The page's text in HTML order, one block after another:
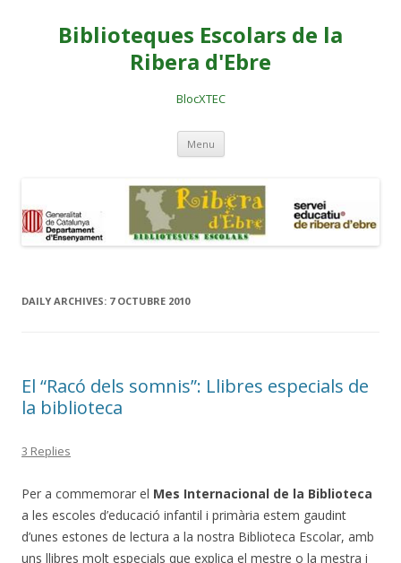
Biblioteques Escolars de la
Ribera d'Ebre
BlocXTEC
Menu Skip
content
DAILY ARCHIVES: 7 OCTUBRE 2010
El “Racó dels somnis”: Llibres especials de
la biblioteca
3 Replies
Per a commemorar el Mes Internacional de la Biblioteca
a les escoles d’educació infantil i primària estem gaudint
d’unes estones de lectura a la nostra Biblioteca Escolar, amb
uns llibres molt especials que explica el mestre o la mestra i